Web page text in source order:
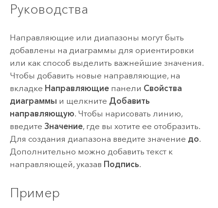
Руководства
Направляющие или диапазоны могут быть
добавлены на диаграммы для ориентировки
или как способ выделить важнейшие значения.
Чтобы добавить новые направляющие, на
вкладке Направляющиепанели Свойства
диаграммы и щелкните Добавить
направляющую. Чтобы нарисовать линию,
введите Значение, где вы хотите ее отобразить.
Для создания диапазона введите значение до.
Дополнительно можно добавить текст к
направляющей, указав Подпись.
Пример